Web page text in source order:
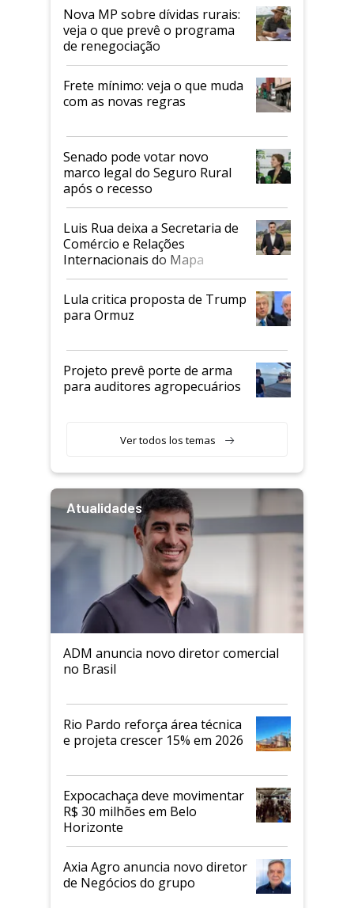
Nova MP sobre dívidas rurais:
veja o que prevê o programa
de renegociação
Frete mínimo: veja o que muda
com as novas regras
Senado pode votar novo
marco legal do Seguro Rural
após o recesso
Luis Rua deixa a Secretaria de
Comércio e Relações
Internacionais do Mapa
Lula critica proposta de Trump
para Ormuz
Projeto prevê porte de arma
para auditores agropecuários
Ver todos los temas
Atualidades
ADM anuncia novo diretor comercial
no Brasil
Rio Pardo reforça área técnica
e projeta crescer 15% em 2026
Expocachaça deve movimentar
R$ 30 milhões em Belo
Horizonte
Axia Agro anuncia novo diretor
de Negócios do grupo